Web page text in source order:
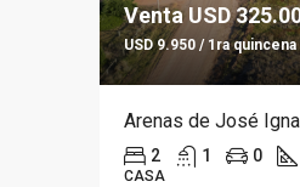
Venta USD
USD 9.950 / 1ra
Arenas de José
2 1 0
CASA